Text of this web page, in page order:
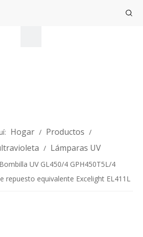
Hogar / Productos /
/ Lámparas UV
Bombilla UV GL450/4 GPH450T5L/4
repuesto equivalente Excelight EL411L